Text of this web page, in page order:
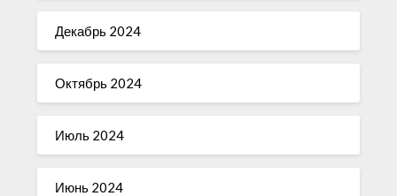
Декабрь 2024
Октябрь 2024
Июль 2024
Июнь 2024